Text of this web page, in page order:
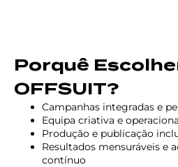
Porquê
OFFSUIT?
Campanhas integradas e
Equipa criativa e
Produção e publicação
Resultados mensuráveis e
contínuo